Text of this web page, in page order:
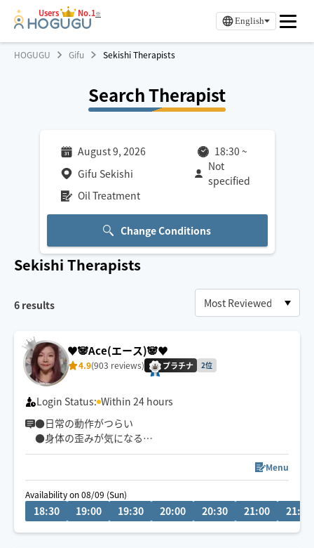
Users No.1※
English
HOGUGU Gifu Sekishi Therapists
Search Therapist
August 9, 2026 18:30 ~
Gifu Sekishi
Not
specified
Oil Treatment
Change Conditions
Sekishi Therapists
6 results
♥️🐼Ace(エース)🐼♥️
4.9(903 reviews) プラチナ 2位
Login Status: Within 24 hours
●日常の動作がつらい
●身体の歪みが気になる
●趣味や仕事のパフォーマンスを良くしたい
どんなお悩みにも真摯に向き合い身体の痛みや不調、お
客様の気になる所をその場しのぎではなく"根本"から対
応させて頂きます
Menu
Availability on 08/09 (Sun)
18:30 19:00 19:30 20:00 20:30 21:00 21:30